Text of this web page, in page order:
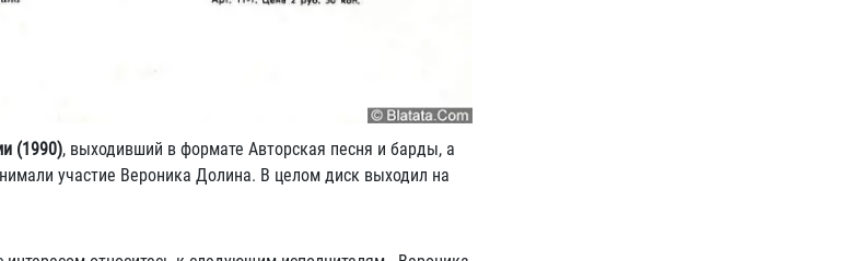
(1990), выходивший в формате Авторская песня и барды, а
участие Вероника Долина. В целом диск выходил на